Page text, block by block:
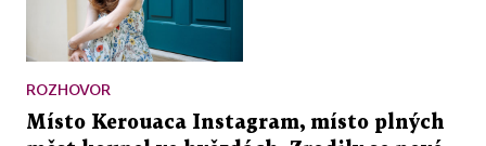
ROZHOVOR
Místo Kerouaca Instagram, místo plných